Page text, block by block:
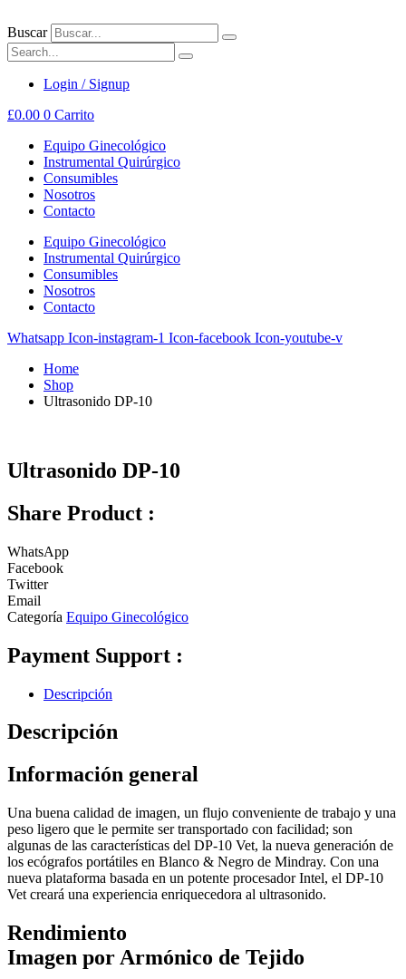
al
contenido
Buscar
Login / Signup
£0.00 0 Carrito
Equipo Ginecológico
Instrumental Quirúrgico
Consumibles
Nosotros
Contacto
Equipo Ginecológico
Instrumental Quirúrgico
Consumibles
Nosotros
Contacto
Whatsapp Icon-instagram-1 Icon-facebook Icon-youtube-v
Home
Shop
Ultrasonido DP-10
Ultrasonido DP-10
Share Product :
WhatsApp
Facebook
Twitter
Email
Categoría Equipo Ginecológico
Payment Support :
Descripción
Descripción
Información general
Una buena calidad de imagen, un flujo conveniente de trabajo y una
peso ligero que le permite ser transportado con facilidad; son
algunas de las características del DP-10 Vet, la nueva generación de
los ecógrafos portátiles en Blanco & Negro de Mindray. Con una
nueva plataforma basada en un potente procesador Intel, el DP-10
Vet creará una experiencia enriquecedora al ultrasonido.
Rendimiento
Imagen por Armónico de Tejido